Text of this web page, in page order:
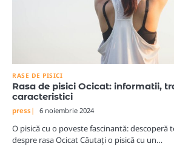
RASE DE PISICI
Rasa de pisici Ocicat: informatii,
caracteristici
press 6 noiembrie 2024
O pisică cu o poveste fascinantă: descoperă
despre rasa Ocicat Căutați o pisică cu un…